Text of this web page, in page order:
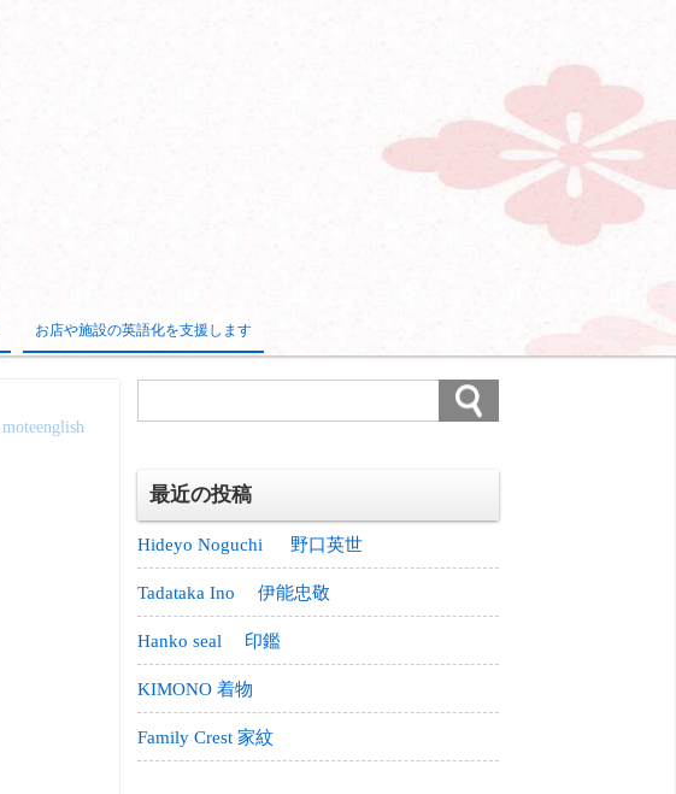
お店や施設の英語化を支援します
moteenglish
最近の投稿
Hideyo Noguchi 野口英世
Tadataka Ino 伊能忠敬
Hanko seal 印鑑
KIMONO 着物
Family Crest 家紋